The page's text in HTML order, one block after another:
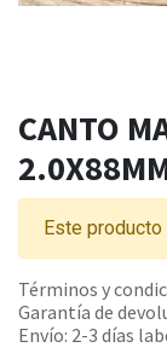
CANTO
Este
Términos y
Garantía de
Envío: 2-3 días